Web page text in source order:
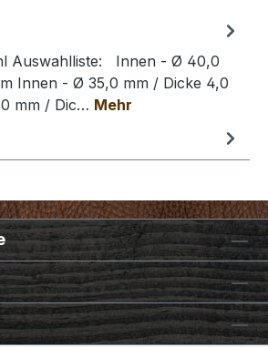
Auswahlliste: Innen - Ø 40,0
Innen - Ø 35,0 mm / Dicke 4,0
mm / Dic… Mehr